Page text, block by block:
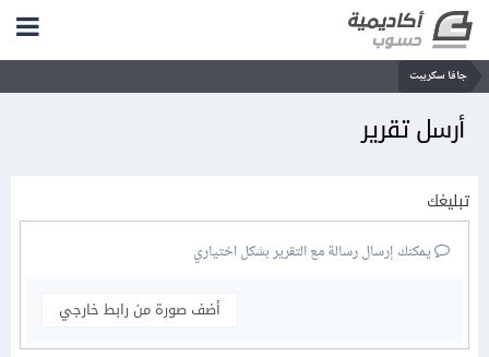
جافا سكريبت
أرسل تقرير
تبليغك
يمكنك إرسال رسالة مع التقرير بشكل اختياري
أضف صورة من رابط خارجي